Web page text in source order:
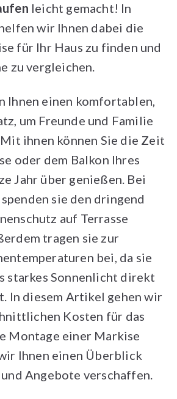
leicht gemacht! In
wir Ihnen dabei die
für Ihr Haus zu finden und
zu vergleichen.
Ihnen einen komfortablen,
um Freunde und Familie
ihnen können Sie die Zeit
oder dem Balkon Ihres
Jahr über genießen. Bei
sie den dringend
auf Terrasse
tragen sie zur
bei, da sie
starkes Sonnenlicht direkt
In diesem Artikel gehen wir
Kosten für das
Montage einer Markise
Ihnen einen Überblick
Angebote verschaffen.